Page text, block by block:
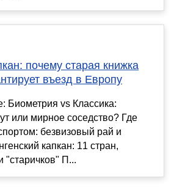
почему старая книжка
въезд в Европу
Биометрия vs Классика:
или мирное соседство? Где
безвизовый рай и
капкан: 11 стран,
"старичков" П...